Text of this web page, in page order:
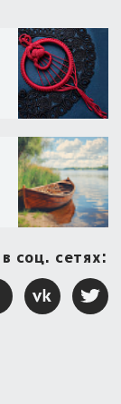
соц. сетях: